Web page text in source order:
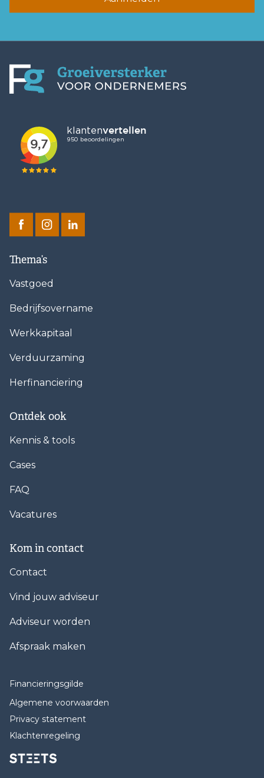
Thema’s
Vastgoed
Bedrijfsovername
Werkkapitaal
Verduurzaming
Herfinanciering
Ontdek ook
Kennis & tools
Cases
FAQ
Vacatures
Kom in contact
Contact
Vind jouw adviseur
Adviseur worden
Afspraak maken
Financieringsgilde
Algemene voorwaarden
Privacy statement
Klachtenregeling